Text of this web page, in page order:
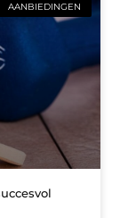
AANBIEDINGEN